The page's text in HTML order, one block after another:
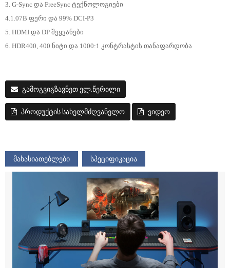
3. G-Sync და FreeSync ტექნოლოგიები
4.1.07B ფერი და 99% DCI-P3
5. HDMI და DP შეყვანები
6. HDR400, 400 ნიტი და 1000:1 კონტრასტის თანაფარდობა
გამოგვიგზავნეთ ელ.წერილი
პროდუქტის სახელმძღვანელო ვიდეო
მახასიათებლები სპეციფიკაცია